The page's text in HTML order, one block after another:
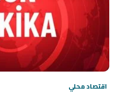
اقتصاد محلي